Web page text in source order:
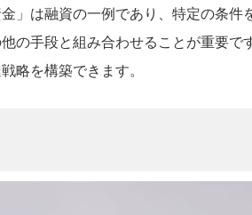
は融資の一例であり、特定の条件
の手段と組み合わせることが重要で
略を構築できます。